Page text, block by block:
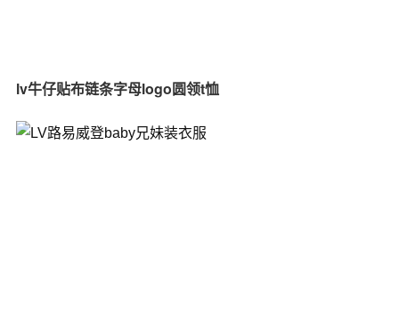
lv牛仔贴布链条字母logo圆领t恤